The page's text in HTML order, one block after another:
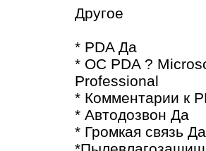
Другое
* PDA Да
* ОС PDA ?
Professional
* Комментарии к
* Автодозвон Да
* Громкая связь Да